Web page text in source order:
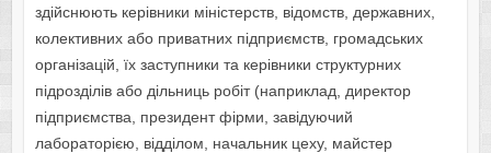
здійснюють керівники міністерств, відомств, державних,
колективних або приватних підприємств, громадських
організацій, їх заступники та керівники структурних
підрозділів або дільниць робіт (наприклад, директор
підприємства, президент фірми, завідуючий
лабораторією, відділом, начальник цеху, майстер